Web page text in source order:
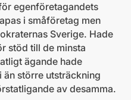
egenföretagandets
i småföretag men
Sverige. Hade
stöd till de minsta
ägande hade
än större utsträckning
av desamma.